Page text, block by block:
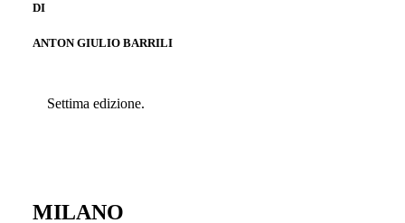
DI
ANTON GIULIO BARRILI
Settima edizione.
MILANO